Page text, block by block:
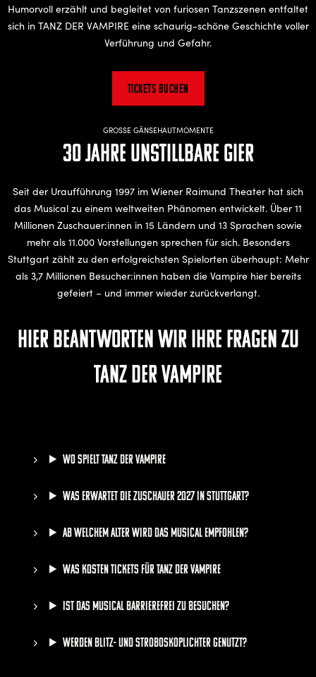
Humorvoll erzählt und begleitet von furiosen Tanzszenen entfaltet
sich in TANZ DER VAMPIRE eine schaurig-schöne Geschichte voller
Verführung und Gefahr.
Tickets buchen
GROSSE GÄNSEHAUTMOMENTE
30 Jahre Unstillbare Gier
Seit der Uraufführung 1997 im Wiener Raimund Theater hat sich
das Musical zu einem weltweiten Phänomen entwickelt. Über 11
Millionen Zuschauer:innen in 15 Ländern und 13 Sprachen sowie
mehr als 11.000 Vorstellungen sprechen für sich. Besonders
Stuttgart zählt zu den erfolgreichsten Spielorten überhaupt: Mehr
als 3,7 Millionen Besucher:innen haben die Vampire hier bereits
gefeiert – und immer wieder zurückverlangt.
Hier beantworten wir Ihre Fragen zu
TANZ DER VAMPIRE
Wo spielt TANZ DER VAMPIRE
Was erwartet die Zuschauer 2027 in Stuttgart?
Ab welchem Alter wird das Musical empfohlen?
Was kosten Tickets für TANZ DER VAMPIRE
Ist das Musical barrierefrei zu besuchen?
Werden Blitz- und Stroboskoplichter genutzt?